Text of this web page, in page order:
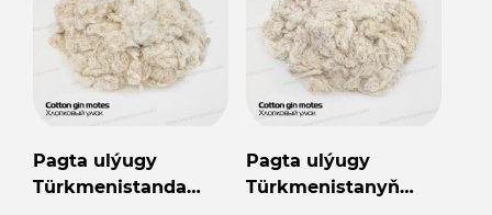
Pagta ulýugy
Türkmenistanda
Pagta ulýugy
Türkmenistanyň